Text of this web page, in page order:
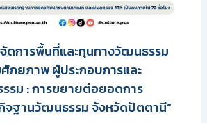
จัดการพื้นที่และทุนทางวัฒนธรรม
กยภาพ ผู้ประกอบการและ
รม : การขยายต่อยอดการ
ฐานวัฒนธรรม จังหวัดปัตตานี”